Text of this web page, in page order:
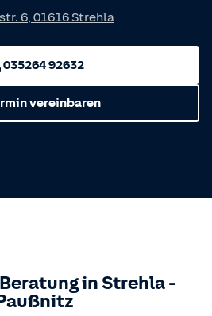
6, 01616 Strehla
035264 92632
vereinbaren
inStrehla-